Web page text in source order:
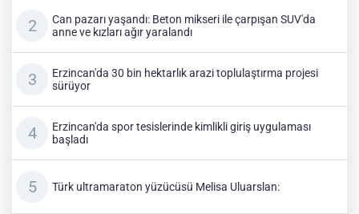
Can pazarı yaşandı: Beton mikseri ile çarpışan SUV'da
anne ve kızları ağır yaralandı
Erzincan'da 30 bin hektarlık arazi toplulaştırma projesi
sürüyor
Erzincan'da spor tesislerinde kimlikli giriş uygulaması
başladı
Türk ultramaraton yüzücüsü Melisa Uluarslan: